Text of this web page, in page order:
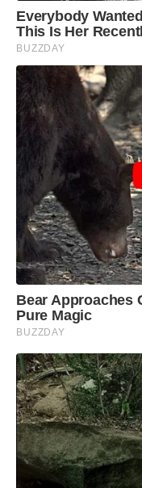
Everybody
This Is Her
BUZZDAY
Bear Approaches
Pure Magic
BUZZDAY